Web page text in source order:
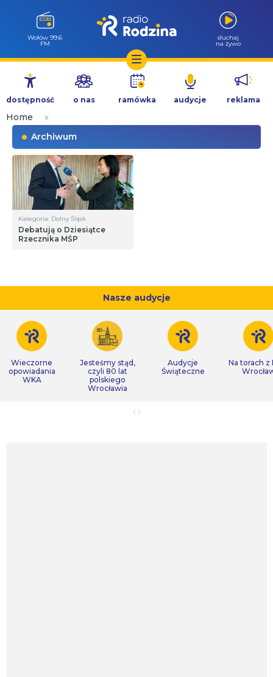
Przejdź
treści
Wołów 99.6
FM
słuchaj
na żywo
dostępność o nas ramówka audycje reklama
Home
»
Archiwum
Kategoria: Dolny Śląsk
Debatują o Dziesiątce
Rzecznika MŚP
Nasze audycje
Wieczorne
opowiadania
WKA
Jesteśmy stąd,
czyli 80 lat
polskiego
Wrocławia
Audycje
Świąteczne
Na torach z